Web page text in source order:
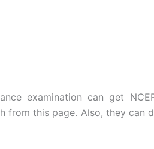
examination can get
from this page. Also, they can